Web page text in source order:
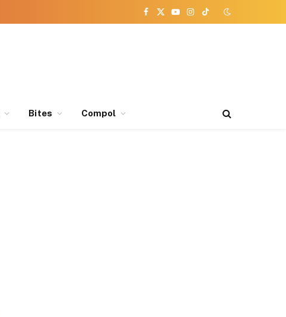
Facebook
X
YouTube
Instagram
TikTok
Bites Compol